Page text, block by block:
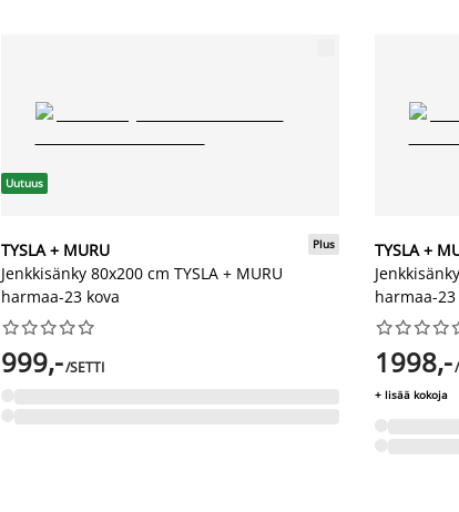
Uutuus
TYSLA + MURU
Jenkkisänky 80x200 cm TYSLA + MURU
harmaa-23 kova
Plus






999,-/SETTI
TYSLA +
harmaa-23





1998,-
+ lisää kokoja